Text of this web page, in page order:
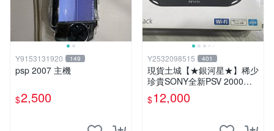
Y9153131920 149
psp 2007 主機
$2,500
Y2532098515 401
現貨土城【★銀河星★】稀少
珍貴SONY全新PSV 2000主
機.可轉換中文.全新PSV未使
用
$12,000